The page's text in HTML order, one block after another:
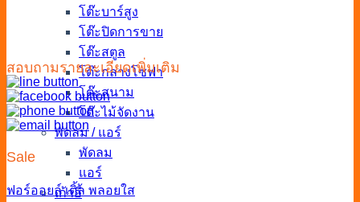
โต๊ะบาร์สูง
โต๊ะปิดการขาย
โต๊ะสตูล
โต๊ะกลางโซฟา
โต๊ะสนาม
โต๊ะไม้จัดงาน
พัดลม / แอร์
พัดลม
แอร์
เก้าอี้
สอบถามรายละเอียดเพิ่มเติม
Sale
ฟอร์ออยล์ เติ้ล พลอยใส